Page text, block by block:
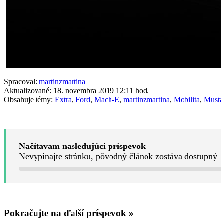
Spracoval: martinzmartina
Aktualizované: 18. novembra 2019 12:11 hod.
Obsahuje témy: Extra, Ford, Mach-E, martinzmartina, Mobilita,
Načítavam nasledujúci príspevok
Nevypínajte stránku, pôvodný článok zostáva dostupný
Pokračujte na ďalší príspevok »